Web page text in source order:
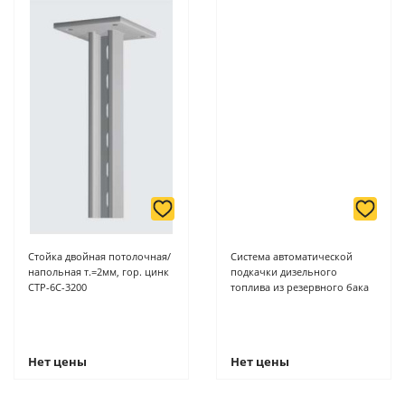
Стойка двойная потолочная/
напольная т.=2мм, гор. цинк
СТР-6С-3200
Нет цены
Система автоматической
подкачки дизельного
топлива из резервного бака
Нет цены